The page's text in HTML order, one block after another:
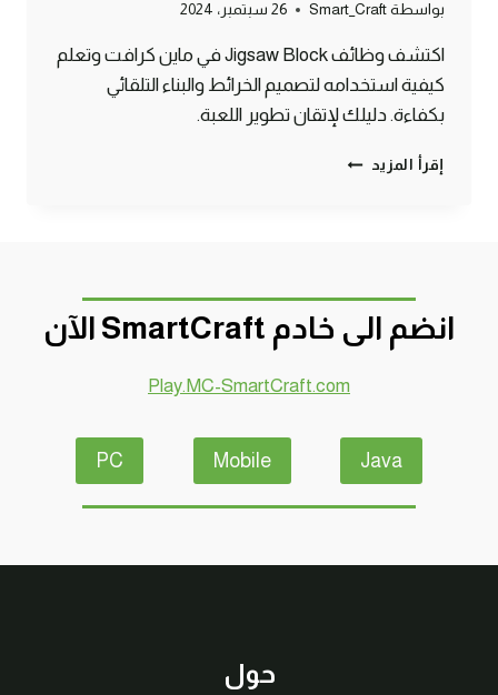
بواسطة Smart_Craft 26 سبتمبر، 2024
اكتشف وظائف Jigsaw Block في ماين كرافت وتعلم
كيفية استخدامه لتصميم الخرائط والبناء التلقائي
بكفاءة. دليلك لإتقان تطوير اللعبة.
إقرأ المزيد كل
BLOCK
ماين
دليل
للأوامر
والتطبيقات
انضم الى خادم SmartCraft الآن
Play.MC-SmartCraft.com
Java
Mobile
PC
حول